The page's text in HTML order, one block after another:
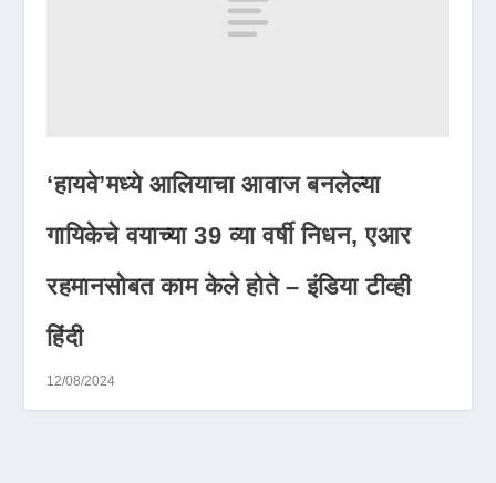
‘हायवे’मध्ये आलियाचा आवाज बनलेल्या
गायिकेचे वयाच्या 39 व्या वर्षी निधन, एआर
रहमानसोबत काम केले होते – इंडिया टीव्ही
हिंदी
12/08/2024